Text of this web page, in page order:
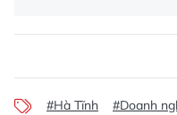
#Hà Tĩnh #Doanh